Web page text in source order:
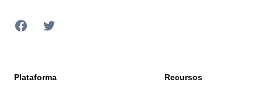
Facebook
Twitter
Plataforma Recursos